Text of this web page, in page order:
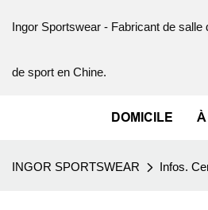
Ingor Sportswear - Fabricant de
de sport en Chine.
DOMICILE À
INGOR SPORTSWEAR Infos.